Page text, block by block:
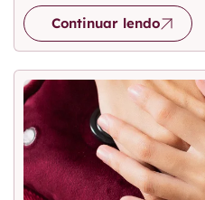
Continuar lendo